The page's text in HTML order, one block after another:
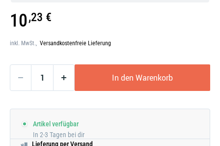
Galerie
öffnen
10,23 €
inkl. MwSt., Versandkostenfreie Lieferung
In den Warenkorb
Artikel verfügbar
In 2-3 Tagen bei dir
Lieferung per Versand